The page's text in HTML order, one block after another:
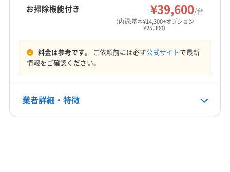
お掃除機能付き ¥39,600/台
（内訳:基本¥14,300+オプション
¥25,300）
料金は参考です。 ご依頼前には必ず公式サイトで最新
情報をご確認ください。
業者詳細・特徴